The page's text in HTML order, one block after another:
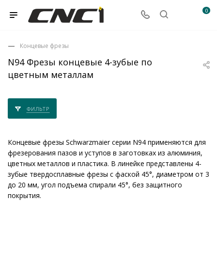
0
N94 Фрезы концевые 4-зубые по
цветным металлам
Концевые фрезы
ФИЛЬТР
Концевые фрезы Schwarzmaier серии N94 применяются для
фрезерования пазов и уступов в заготовках из алюминия,
цветных металлов и пластика. В линейке представлены 4-
зубые твердосплавные фрезы с фаской 45°, диаметром от 3
до 20 мм, угол подъема спирали 45°, без защитного
покрытия.